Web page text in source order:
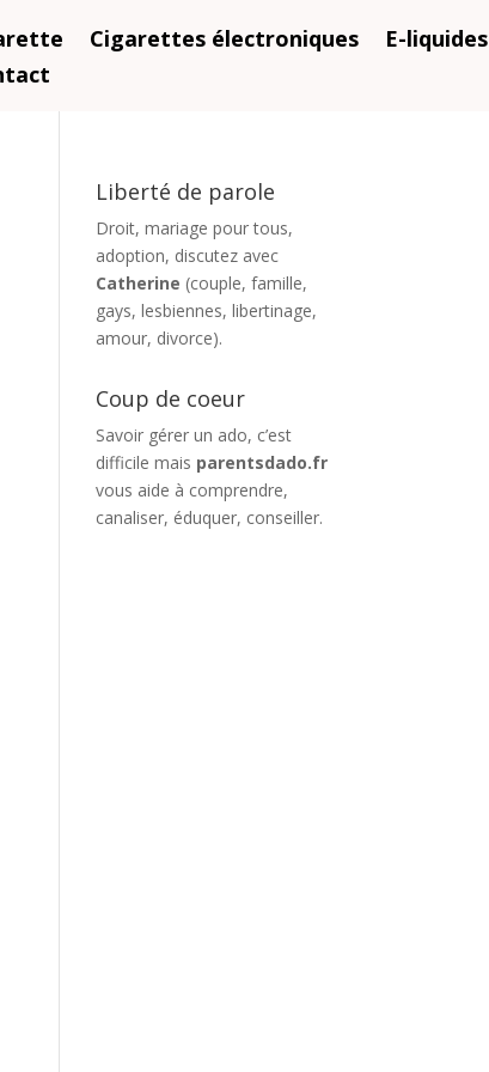
Cigarettes électroniques
E-liquides
Liberté de parole
Droit, mariage pour tous,
adoption, discutez avec
Catherine (couple, famille,
gays, lesbiennes, libertinage,
amour, divorce).
Coup de coeur
Savoir gérer un ado, c’est
difficile mais parentsdado.fr
vous aide à comprendre,
canaliser, éduquer, conseiller.